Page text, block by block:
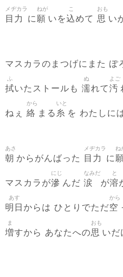
目力
メヂカラ
に願
ねが
いを込
こ
めて 思
おも
い
マスカラのまつげにまた ぽ
拭
ふ
いたストールも 濡
ぬ
れて汚
よご
ねぇ 絡
から
まる 糸
いと
を わたしに
朝
あさ
からがんばった 目力
メヂカラ
に
ね
マスカラが滲
にじ
んだ 涙
なみだ
が溶
と
明日
あす
からは ひとりでただ空
から
増
ま
すから あなたへの思
おも
いだ